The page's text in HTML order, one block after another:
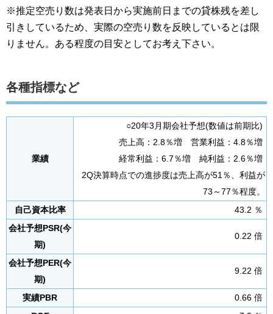
※推定空売り数は発表日から実施前日までの貸株残を差し
引きしているため、実際の空売り数を反映しているとは限
りません。ある程度の目安としてお考え下さい。
各種指標など
業績
○20年3月期会社予想(数値は前期比)
売上高：2.8％増 営業利益：4.8％増
経常利益：6.7％増 純利益：2.6％増
2Q決算時点での進捗度は売上高が51％、利益が
73～77％程度。
自己資本比率
43.2 ％
会社予想PSR(今
期)
0.22 倍
会社予想PER(今
期)
9.22 倍
実績PBR
0.66 倍